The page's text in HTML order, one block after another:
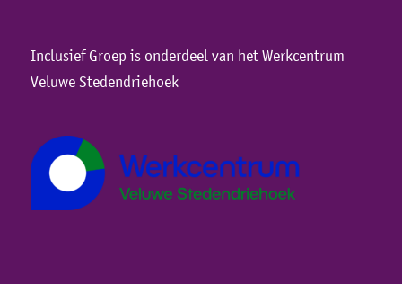
Inclusief Groep is onderdeel van het Werkcentrum
Veluwe Stedendriehoek